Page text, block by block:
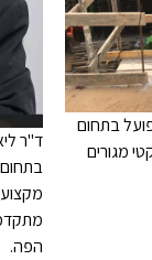
בתחום
מגורים
ד"ר
בתחום
הפה.